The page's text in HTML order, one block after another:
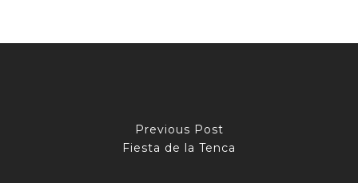
Previous Post
Fiesta de la Tenca